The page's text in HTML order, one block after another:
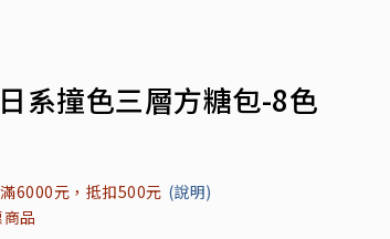
系撞色三層方糖包-8色
6000元，抵扣500元 (說明)
品